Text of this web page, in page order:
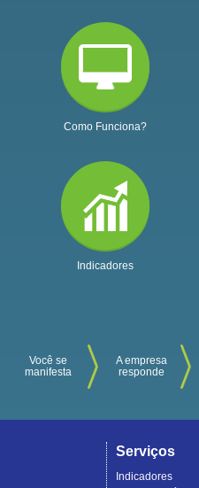
Como Funciona?
Indicadores
Você se
manifesta
A empresa
responde
Serviços
Indicadores